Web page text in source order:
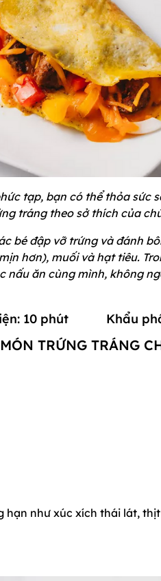
tạp, bạn có thể thỏa sức
tráng theo sở thích của
bé đập vỡ trứng và đánh
hơn), muối và hạt tiêu.
nấu ăn cùng mình, không
10 phút Khẩu
TRỨNG TRÁNG
hạn như xúc xích thái lát,